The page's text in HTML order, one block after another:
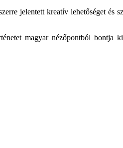
jelentett kreatív lehetőséget és
magyar nézőpontból bontja